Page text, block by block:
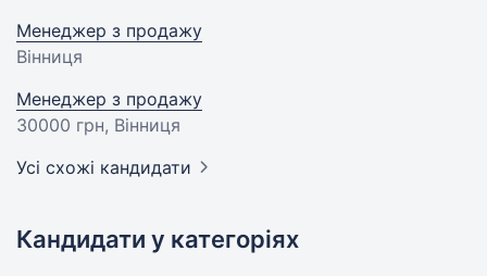
Менеджер з продажу
Вінниця
Менеджер з продажу
30000 грн, Вінниця
Усі схожі кандидати
Кандидати у категоріях